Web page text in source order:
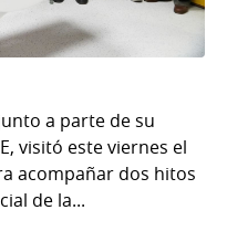
a parte de su
visitó este viernes el
acompañar dos hitos
de la...